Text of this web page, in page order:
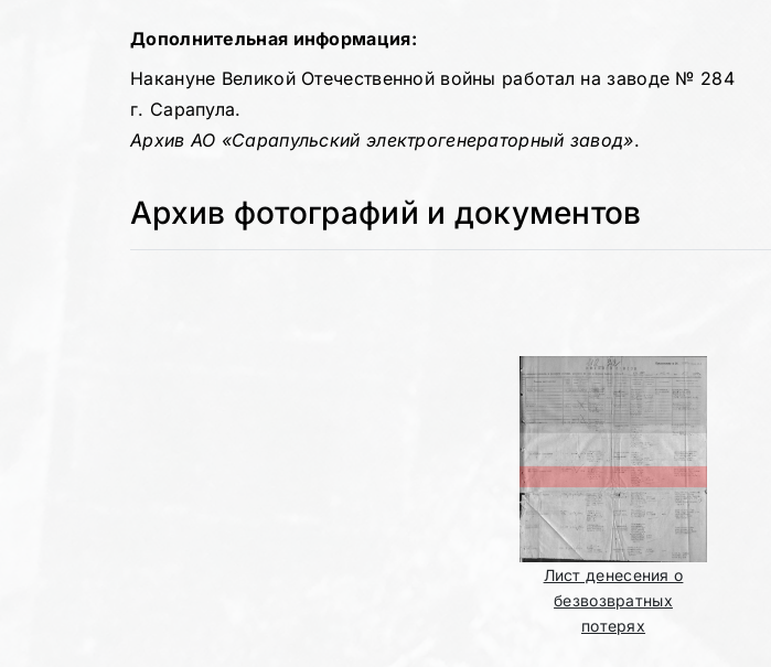
Дополнительная информация:
Накануне Великой Отечественной войны работал на заводе № 284
г. Сарапула.
Архив АО «Сарапульский электрогенераторный завод».
Архив фотографий и документов
Лист денесения о
безвозвратных
потерях